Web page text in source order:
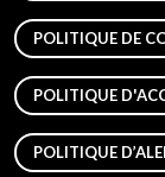
POLITIQUE DE
POLITIQUE
POLITIQUE